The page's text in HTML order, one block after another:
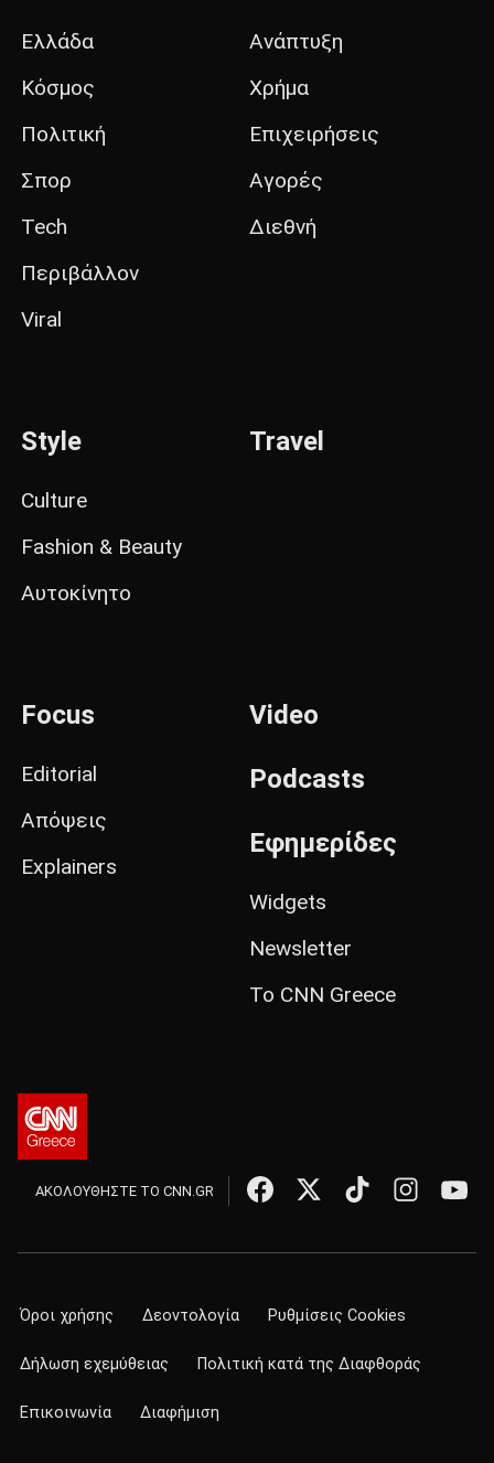
Ελλάδα
Κόσμος
Πολιτική
Σπορ
Tech
Περιβάλλον
Viral
Ανάπτυξη
Χρήμα
Επιχειρήσεις
Αγορές
Διεθνή
Style
Culture
Fashion & Beauty
Αυτοκίνητο
Travel
Focus
Editorial
Απόψεις
Explainers
Video
Podcasts
Εφημερίδες
Widgets
Newsletter
Το CNN Greece
ΑΚΟΛΟΥΘΗΣΤΕ ΤΟ CNN.GR
Όροι χρήσης Δεοντολογία Ρυθμίσεις Cookies
Δήλωση εχεμύθειας Πολιτική κατά της Διαφθοράς
Επικοινωνία Διαφήμιση